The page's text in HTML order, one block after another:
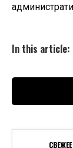
In this article:
СВЕЖЕЕ